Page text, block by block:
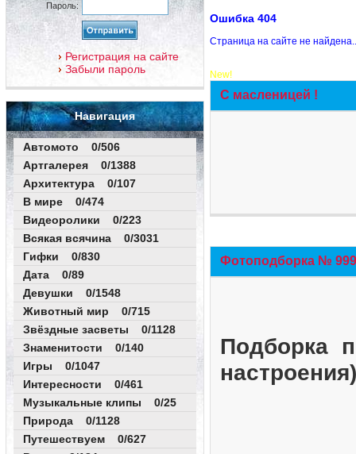
Пароль:
Регистрация на сайте
Забыли пароль
Навигация
Автомото 0/506
Артгалерея 0/1388
Архитектура 0/107
В мире 0/474
Видеоролики 0/223
Всякая всячина 0/3031
Гифки 0/830
Дата 0/89
Девушки 0/1548
Животный мир 0/715
Звёздные засветы 0/1128
Знаменитости 0/140
Игры 0/1047
Интересности 0/461
Музыкальные клипы 0/25
Природа 0/1128
Путешествуем 0/627
Ошибка 404
Страница на сайте не
New!
С масленицей !
Фотоподборка №
Подборка